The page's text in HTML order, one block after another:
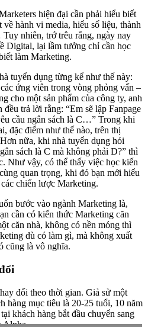
hiện đại cần phải hiểu biết
về hành vi media, hiểu số liệu, thành
nhiên, trớ trêu rằng, ngày nay
Digital, lại lầm tưởng chỉ cần học
làm Marketing.
tuyển dụng từng kể như thế này:
ứng viên trong vòng phỏng vấn –
cho một sản phẩm của công ty, anh
đều trả lời rằng: “Em sẽ lập Fanpage
cầu ngân sách là C…” Trong khi
đặc điểm như thế nào, trên thị
nữa, khi nhà tuyển dụng hỏi
sách là C mà không phải D?” thì
Như vậy, có thể thấy việc học kiến
quan trọng, khi đó bạn mới hiểu
chiến lược Marketing.
bước vào ngành Marketing là,
cần có kiến thức Marketing căn
căn nhà, không có nền móng thì
dù có làm gì, mà không xuất
cũng là vô nghĩa.
đổi theo thời gian. Giả sử một
hàng mục tiêu là 20-25 tuổi, 10 năm
khách hàng bắt đầu chuyển sang
Alpha.